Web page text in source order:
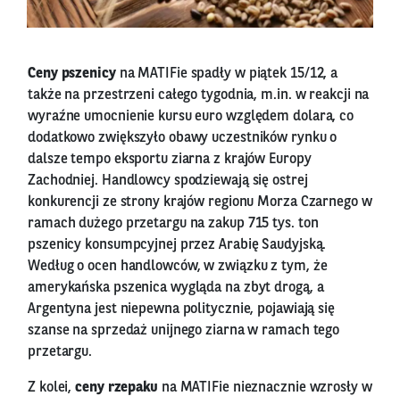
Ceny pszenicyna MATIFie spadły w piątek 15/12, a
także na przestrzeni całego tygodnia, m.in. w reakcji na
wyraźne umocnienie kursu euro względem dolara, co
dodatkowo zwiększyło obawy uczestników rynku o
dalsze tempo eksportu ziarna z krajów Europy
Zachodniej. Handlowcy spodziewają się ostrej
konkurencji ze strony krajów regionu Morza Czarnego w
ramach dużego przetargu na zakup 715 tys. ton
pszenicy konsumpcyjnej przez Arabię Saudyjską.
Według o ocen handlowców, w związku z tym, że
amerykańska pszenica wygląda na zbyt drogą, a
Argentyna jest niepewna politycznie, pojawiają się
szanse na sprzedaż unijnego ziarna w ramach tego
przetargu.
Z kolei, ceny rzepaku na MATIFie nieznacznie wzrosły w